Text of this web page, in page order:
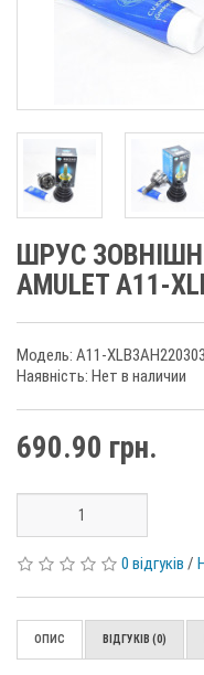
ШРУС
AMULET A11-
Модель: A11-
Наявність: Нет в наличии
690.90 грн.
0 відгуків /
ОПИС ВІДГУКІВ (0)